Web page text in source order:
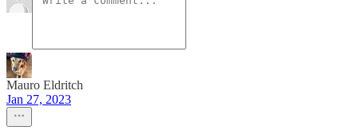
Mauro Eldritch
Jan 27, 2023